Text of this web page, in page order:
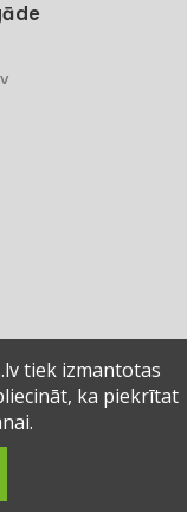
aizsargātas.
tiek izmantotas
ka piekrītat